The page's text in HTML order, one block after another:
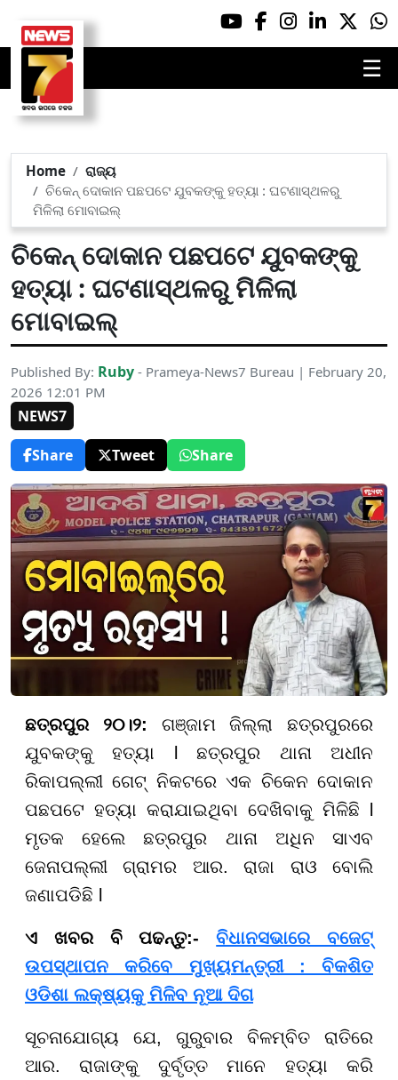
☰
Home
ରାଜ୍ୟ
ଚିକେନ୍ ଦୋକାନ ପଛପଟେ ଯୁବକଙ୍କୁ ହତ୍ୟା : ଘଟଣାସ୍ଥଳରୁ
ମିଳିଲା ମୋବାଇଲ୍
ଚିକେନ୍ ଦୋକାନ ପଛପଟେ ଯୁବକଙ୍କୁ
ହତ୍ୟା : ଘଟଣାସ୍ଥଳରୁ ମିଳିଲା
ମୋବାଇଲ୍
Published By: Ruby - Prameya-News7 Bureau | February 20,
2026 12:01 PM
NEWS7
Share
Tweet Share
ଛତ୍ରପୁର ୨୦।୨: ଗଞ୍ଜାମ ଜିଲ୍ଲା ଛତ୍ରପୁରରେ
ଯୁବକଙ୍କୁ ହତ୍ୟା l ଛତ୍ରପୁର ଥାନା ଅଧୀନ
ରିକାପଲ୍ଲୀ ଗେଟ୍ ନିକଟରେ ଏକ ଚିକେନ ଦୋକାନ
ପଛପଟେ ହତ୍ୟା କରାଯାଇଥିବା ଦେଖିବାକୁ ମିଳିଛି l
ମୃତକ ହେଲେ ଛତ୍ରପୁର ଥାନା ଅଧିନ ସାଏବ
ଜେନାପଲ୍ଲୀ ଗ୍ରାମର ଆର. ରାଜା ରାଓ ବୋଲି
ଜଣାପଡିଛି l
ଏ ଖବର ବି ପଢନ୍ତୁ:-ବିଧାନସଭାରେ ବଜେଟ୍
ଉପସ୍ଥାପନ କରିବେ ମୁଖ୍ୟମନ୍ତ୍ରୀ : ବିକଶିତ
ଓଡିଶା ଲକ୍ଷ୍ୟକୁ ମିଳିବ ନୂଆ ଦିଗ
ସୂଚନାଯୋଗ୍ୟ ଯେ, ଗୁରୁବାର ବିଳମ୍ବିତ ରାତିରେ
ଆର. ରାଜାଙ୍କୁ ଦୁର୍ବୃତ୍ତ ମାନେ ହତ୍ୟା କରି